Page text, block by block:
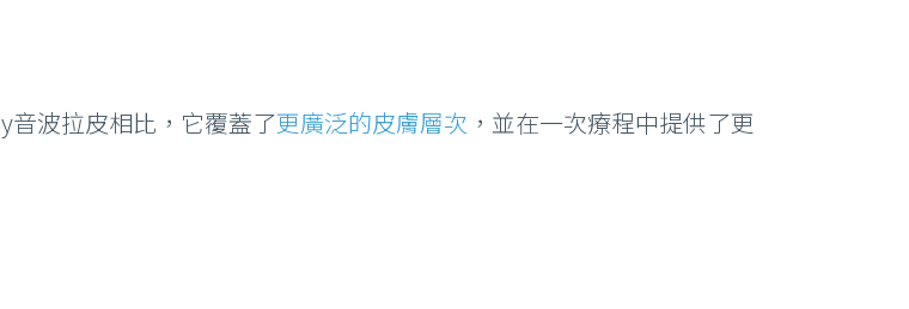
音波拉皮相比，它覆蓋了更廣泛的皮膚層次 ，並在一次療程中提供了更